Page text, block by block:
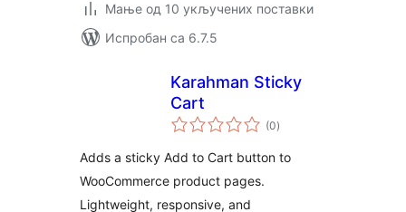
Мање од 10 укључених поставки
Испробан са 6.7.5
Karahman Sticky
Cart
(0укупних
оцена
)
Adds a sticky Add to Cart button to
WooCommerce product pages.
Lightweight, responsive, and